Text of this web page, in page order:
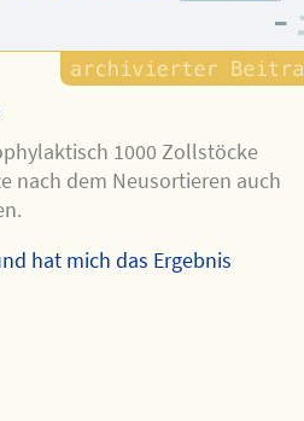
–
1000 Zollstöcke
nach dem Neusortieren auch
hat mich das Ergebnis